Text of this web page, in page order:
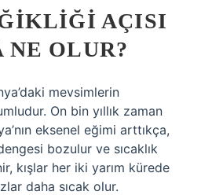
AÇISI
NE OLUR?
mevsimlerin
On bin yıllık zaman
eksenel eğimi arttıkça,
bozulur ve sıcaklık
kışlar her iki yarım kürede
daha sıcak olur.